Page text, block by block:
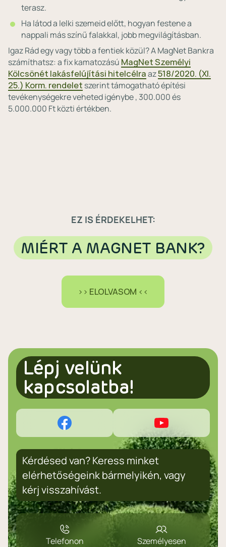
terasz.
Ha látod a lelki szemeid előtt, hogyan festene a
nappali más színű falakkal, jobb megvilágításban.
Igaz Rád egy vagy több a fentiek közül? A MagNet Bankra
számíthatsz: a fix kamatozású MagNet Személyi
Kölcsönét lakásfelújítási hitelcélraaz518/2020. (XI.
25.) Korm. rendelet szerint támogatható építési
tevékenységekre veheted igénybe , 300.000 és
5.000.000 Ft közti értékben.
EZ IS ÉRDEKELHET:
MIÉRT A MAGNET BANK?
>> ELOLVASOM <<
Lépj velünk
kapcsolatba!
Kérdésed van? Keress minket
elérhetőségeink bármelyikén, vagy
kérj visszahívást.
Telefonon Személyesen